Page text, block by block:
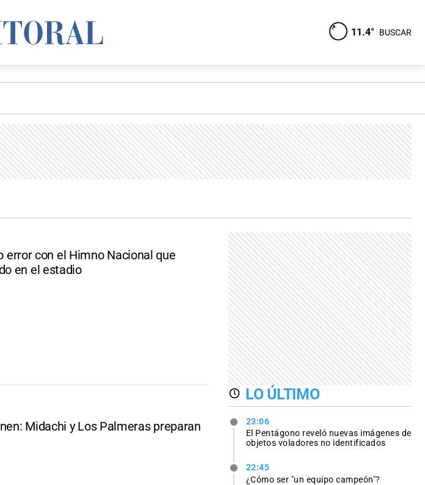
11.4° BUSCAR
error con el Himno Nacional que
en el estadio
Midachi y Los Palmeras preparan
LO ÚLTIMO
23:06
El Pentágono reveló nuevas imágenes de
objetos voladores no identificados
22:45
¿Cómo ser "un equipo campeón"?